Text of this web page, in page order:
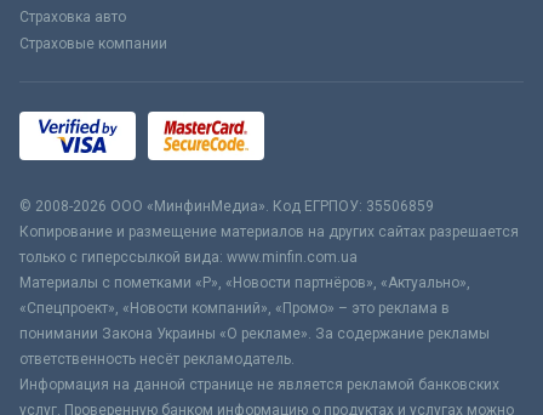
Страховка авто
Страховые компании
© 2008-2026 ООО «МинфинМедиа». Код ЕГРПОУ: 35506859
Копирование и размещение материалов на других сайтах разрешается
только с гиперссылкой вида: www.minfin.com.ua
Материалы с пометками «Р», «Новости партнёров», «Актуально»,
«Спецпроект», «Новости компаний», «Промо» – это реклама в
понимании Закона Украины «О рекламе». За содержание рекламы
ответственность несёт рекламодатель.
Информация на данной странице не является рекламой банковских
услуг. Проверенную банком информацию о продуктах и услугах можно